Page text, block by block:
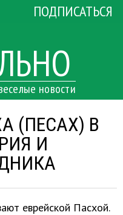
новости
ПОДПИСАТЬСЯ
(ПЕСАХ) В
И
еврейской Пасхой.